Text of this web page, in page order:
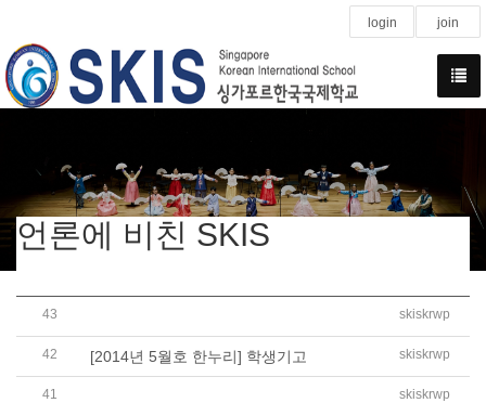
login join
언론에 비친 SKIS
43 [2014년 5월 26일 교수신문] 본교 우수 교육시스템 소개
skiskrwp
42 [2014년 5월호 한누리] 학생기고 skiskrwp
41 [2014년 5월호 한누리] 싱가포르 교육부 간담회skiskrwp